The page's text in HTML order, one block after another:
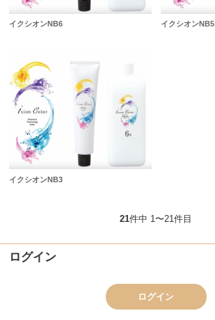
イクシオンNB6 イクシオンNB5
イクシオンNB3
21件中 1〜21件目
ログイン
ログイン